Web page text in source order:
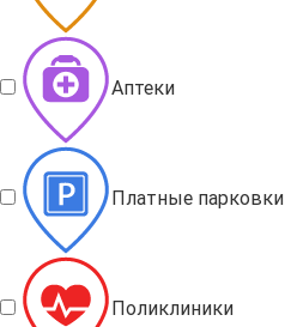
Аптеки
Платные парковки
Поликлиники